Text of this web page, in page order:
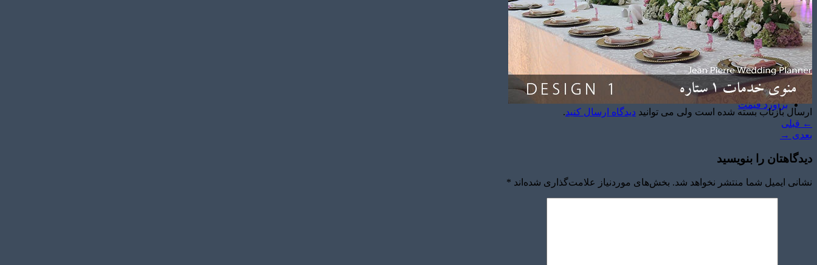
تشریفات مجالس
باغ های عروسی
استودیو عکاسی
قیمت منوها
برآورد قیمت
برآورد قیمت
ارسال بازتاب بسته شده است ولی می توانید دیدگاه ارسال کنید.
← قبلی
بعدی →
دیدگاهتان را بنویسید
نشانی ایمیل شما منتشر نخواهد شد. بخش‌های موردنیاز علامت‌گذاری شده‌اند *